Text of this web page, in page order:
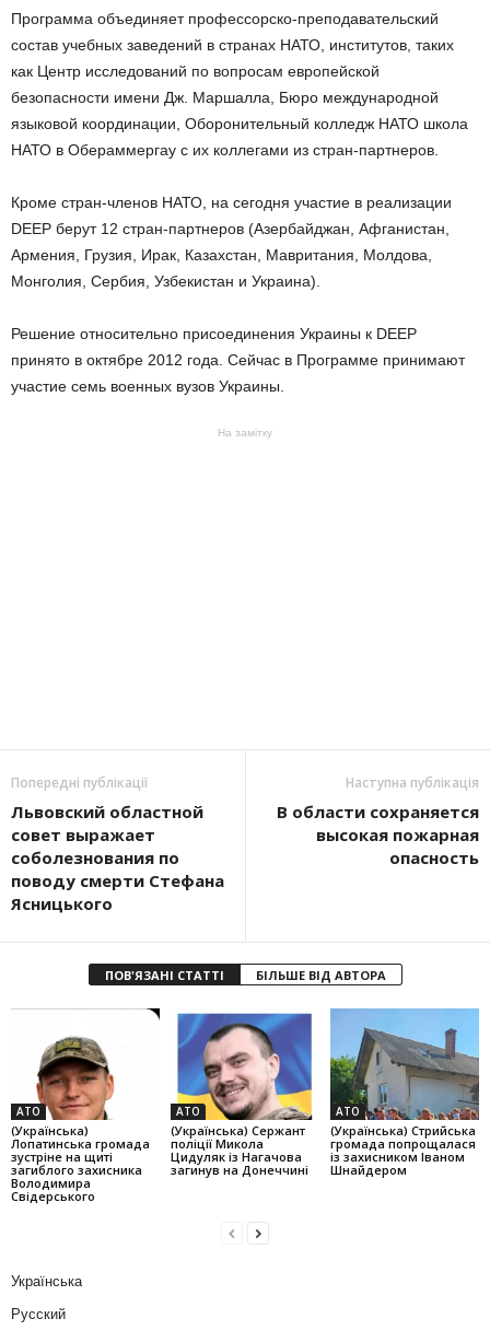
Программа объединяет профессорско-преподавательский
состав учебных заведений в странах НАТО, институтов, таких
как Центр исследований по вопросам европейской
безопасности имени Дж. Маршалла, Бюро международной
языковой координации, Оборонительный колледж НАТО школа
НАТО в Обераммергау с их коллегами из стран-партнеров.
Кроме стран-членов НАТО, на сегодня участие в реализации
DEEP берут 12 стран-партнеров (Азербайджан, Афганистан,
Армения, Грузия, Ирак, Казахстан, Мавритания, Молдова,
Монголия, Сербия, Узбекистан и Украина).
Решение относительно присоединения Украины к DEEP
принято в октябре 2012 года. Сейчас в Программе принимают
участие семь военных вузов Украины.
На замітку
Попередні публікації
Львовский областной
совет выражает
соболезнования по
поводу смерти Стефана
Ясницького
Наступна публікація
В области сохраняется
высокая пожарная
опасность
ПОВ'ЯЗАНІ СТАТТІ БІЛЬШЕ ВІД АВТОРА
АТО
(Українська)
Лопатинська громада
зустріне на щиті
загиблого захисника
Володимира
Свідерського
АТО
(Українська) Сержант
поліції Микола
Цидуляк із Нагачова
загинув на Донеччині
АТО
(Українська) Стрийська
громада попрощалася
із захисником Іваном
Шнайдером
Українська
Русский